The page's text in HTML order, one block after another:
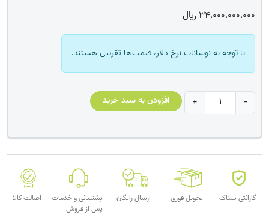
34،000،000،000 ﷼
با توجه به نوسانات نرخ دلار، قیمت‌ها تقریبی هستند.
-
فورتی
عدد
+ افزودن به سبد خرید
گارانتی ستاک تحویل فوری ارسال رایگان
پشتیبانی و خدمات
پس از فروش
اصالت کالا